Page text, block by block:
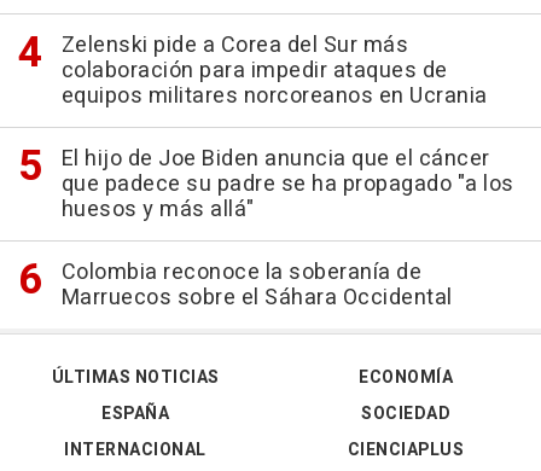
Zelenski pide a Corea del Sur más
colaboración para impedir ataques de
equipos militares norcoreanos en Ucrania
El hijo de Joe Biden anuncia que el cáncer
que padece su padre se ha propagado "a los
huesos y más allá"
Colombia reconoce la soberanía de
Marruecos sobre el Sáhara Occidental
ÚLTIMAS NOTICIAS
ESPAÑA
INTERNACIONAL
ECONOMÍA
SOCIEDAD
CIENCIAPLUS